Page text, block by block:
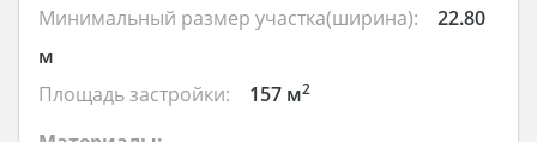
Минимальный размер участка(ширина):
22.80
м
Площадь застройки:
157 м2